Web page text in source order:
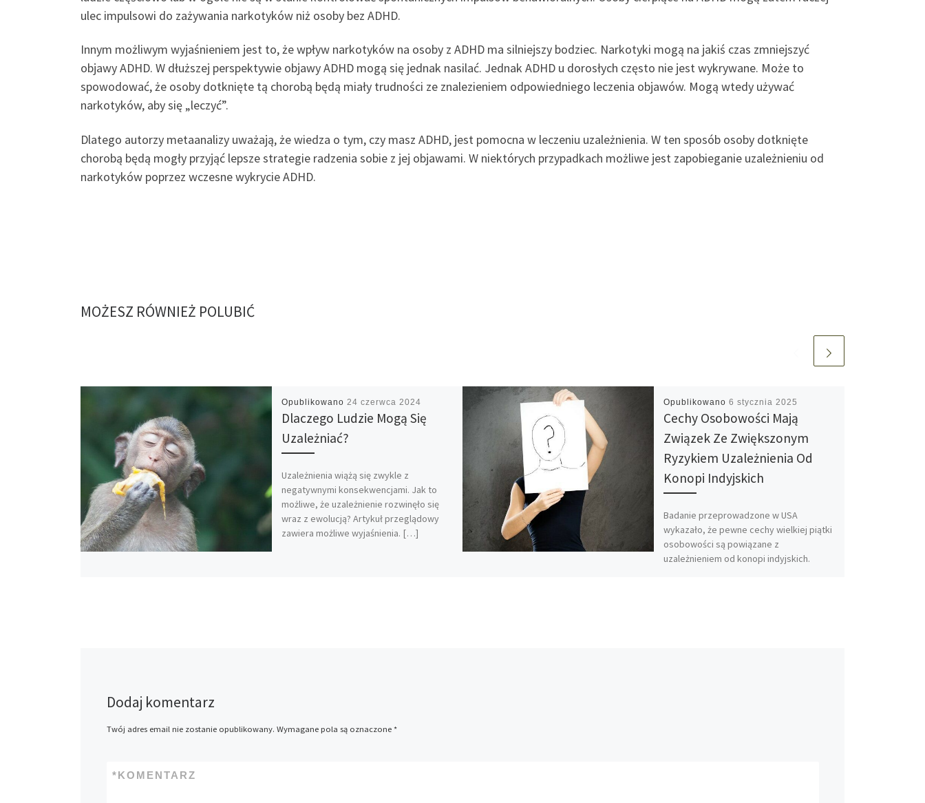
ulec impulsowi do zażywania narkotyków niż osoby bez ADHD.
Innym możliwym wyjaśnieniem jest to, że wpływ narkotyków na osoby z ADHD ma silniejszy bodziec. Narkotyki mogą na jakiś czas zmniejszyć
objawy ADHD. W dłuższej perspektywie objawy ADHD mogą się jednak nasilać. Jednak ADHD u dorosłych często nie jest wykrywane. Może to
spowodować, że osoby dotknięte tą chorobą będą miały trudności ze znalezieniem odpowiedniego leczenia objawów. Mogą wtedy używać
narkotyków, aby się „leczyć”.
Dlatego autorzy metaanalizy uważają, że wiedza o tym, czy masz ADHD, jest pomocna w leczeniu uzależnienia. W ten sposób osoby dotknięte
chorobą będą mogły przyjąć lepsze strategie radzenia sobie z jej objawami. W niektórych przypadkach możliwe jest zapobieganie uzależnieniu od
narkotyków poprzez wczesne wykrycie ADHD.
MOŻESZ RÓWNIEŻ POLUBIĆ
Opublikowano 24 czerwca 2024
Dlaczego Ludzie Mogą Się
Uzależniać?
Uzależnienia wiążą się zwykle z
negatywnymi konsekwencjami. Jak to
możliwe, że uzależnienie rozwinęło się
wraz z ewolucją? Artykuł przeglądowy
zawiera możliwe wyjaśnienia. […]
Opublikowano 6 stycznia 2025
Cechy Osobowości Mają
Związek Ze Zwiększonym
Ryzykiem Uzależnienia Od
Konopi Indyjskich
Badanie przeprowadzone w USA
wykazało, że pewne cechy wielkiej piątki
osobowości są powiązane z
uzależnieniem od konopi indyjskich.
Dodaj komentarz
Twój adres email nie zostanie opublikowany. Wymagane pola są oznaczone *
KOMENTARZ
*